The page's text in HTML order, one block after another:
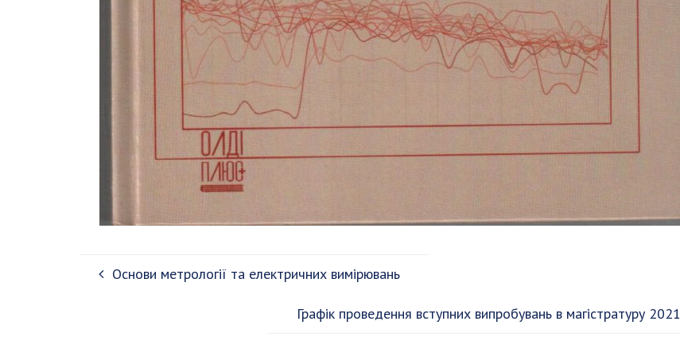
Основи метрології та електричних вимірювань
Графік проведення вступних випробувань в магістратуру 2021